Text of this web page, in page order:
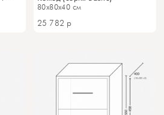
80x80x40 см
25 782 р